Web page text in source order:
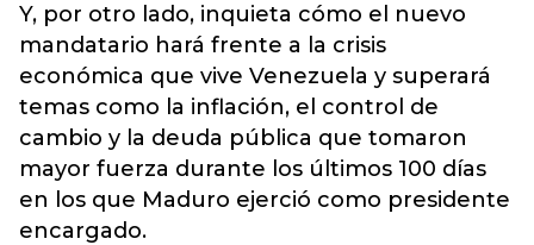
Y, por otro lado, inquieta cómo el nuevo
mandatario hará frente a la crisis
económica que vive Venezuela y superará
temas como la inflación, el control de
cambio y la deuda pública que tomaron
mayor fuerza durante los últimos 100 días
en los que Maduro ejerció como presidente
encargado.